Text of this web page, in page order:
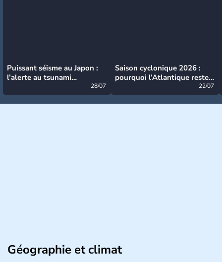
Puissant séisme au Japon :
l’alerte au tsunami
28/07
Saison cyclonique 2026 :
pourquoi l’Atlantique reste
22/07
Géographie et climat